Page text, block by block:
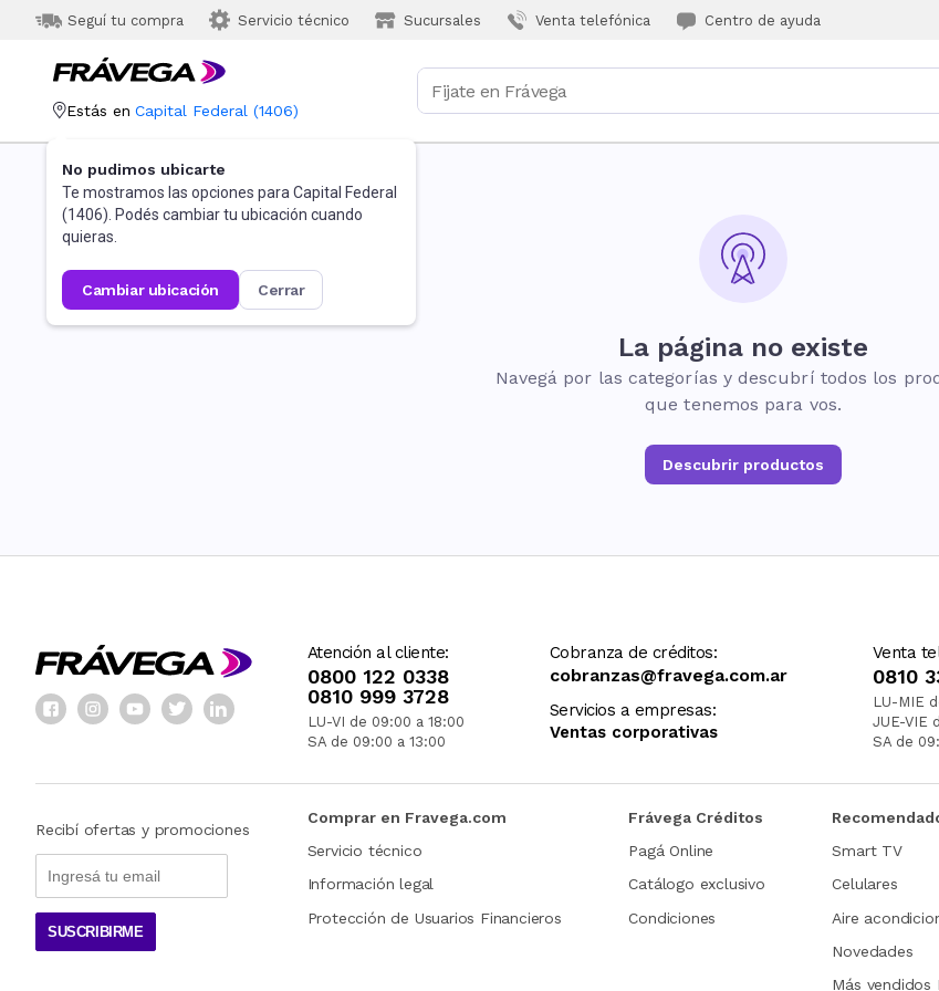
Seguí tu compra Servicio técnico Sucursales Venta telefónica Centro de ayuda
Estás en Capital Federal (1406)
No pudimos ubicarte
Te mostramos las opciones para Capital Federal
(1406). Podés cambiar tu ubicación cuando
quieras.
cambiar ubicación cerrar
La página no existe
Navegá por las categorías y descubrí todos los
que tenemos para vos.
Descubrir productos
Atención al cliente:
0800 122 0338
0810 999 3728
LU-VI de 09:00 a 18:00
SA de 09:00 a 13:00
Cobranza de créditos:
cobranzas@fravega.com.ar
Servicios a empresas:
Ventas corporativas
Venta
0810
LU-MIE
JUE-VIE
SA de
Recibí ofertas y promociones
SUSCRIBIRME
Comprar en Fravega.com
Servicio técnico
Información legal
Protección de Usuarios Financieros
Frávega Créditos
Pagá Online
Catálogo exclusivo
Condiciones
Smart TV
Celulares
Aire
Novedades
Más vendidos